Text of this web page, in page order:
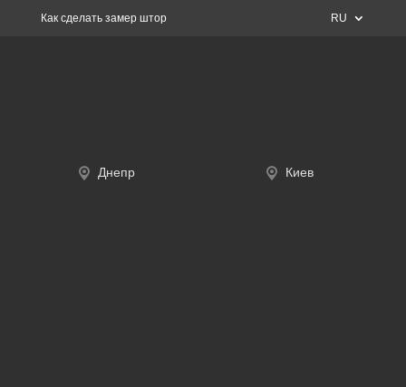
Как сделать замер штор RU
Днепр Киев